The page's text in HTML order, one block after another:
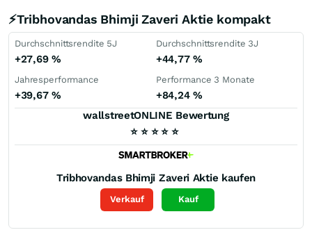
⚡Tribhovandas Bhimji Zaveri Aktie kompakt
Durchschnittsrendite 5J
+27,69 %
Durchschnittsrendite 3J
+44,77 %
Jahresperformance
+39,67 %
Performance 3 Monate
+84,24 %
wallstreetONLINE Bewertung
⭐ ⭐ ⭐ ⭐ ⭐
Tribhovandas Bhimji Zaveri Aktie kaufen
Verkauf Kauf